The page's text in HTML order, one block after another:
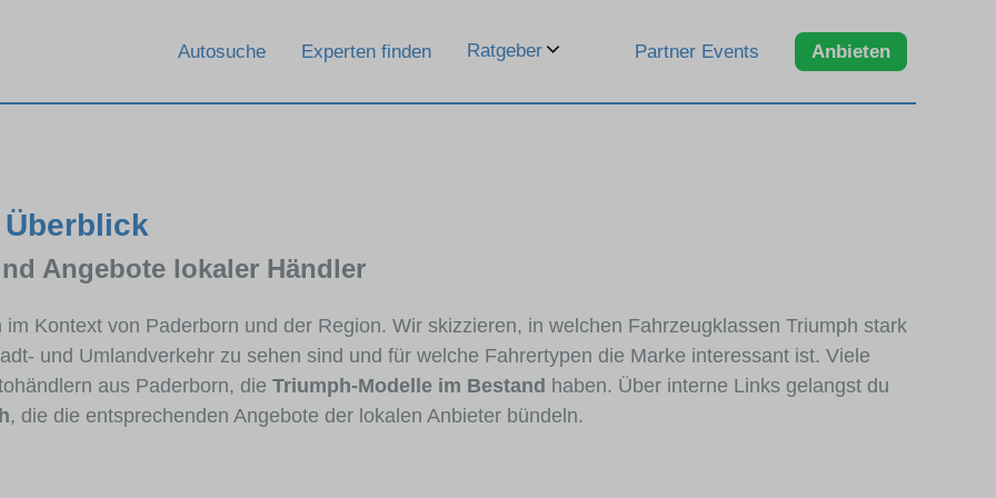
Autosuche Experten finden Ratgeber Partner Events Anbieten
Angebote lokaler Händler
Kontext von Paderborn und der Region. Wir skizzieren, in welchen Fahrzeugklassen Triumph stark
und Umlandverkehr zu sehen sind und für welche Fahrertypen die Marke interessant ist. Viele
aus Paderborn, die Triumph-Modelle im Bestand haben. Über interne Links gelangst du
, die die entsprechenden Angebote der lokalen Anbieter bündeln.